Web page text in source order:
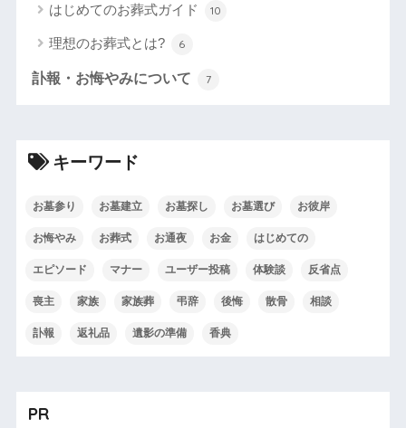
はじめてのお葬式ガイド 10
理想のお葬式とは? 6
訃報・お悔やみについて 7
キーワード
お墓参り お墓建立 お墓探し お墓選び お彼岸
お悔やみ お葬式 お通夜 お金 はじめての
エピソード マナー ユーザー投稿 体験談 反省点
喪主 家族 家族葬 弔辞 後悔 散骨 相談
訃報 返礼品 遺影の準備 香典
PR